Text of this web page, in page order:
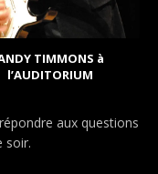
TIMMONS à
l’AUDITORIUM
aux questions
soir.